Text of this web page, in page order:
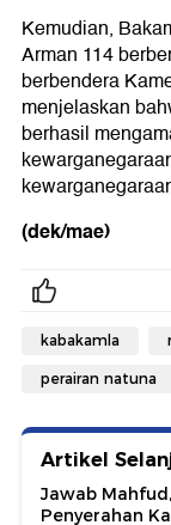
Kemudian,
Arman 114
berbendera
menjelaskan
berhasil
(dek/mae)
kabakamla
perairan natuna
Artikel
Jawab
Penyerahan